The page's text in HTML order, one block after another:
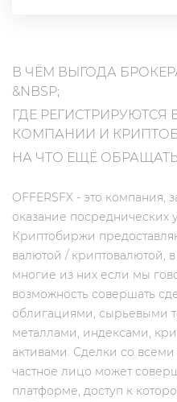
В ЧЁМ ВЫГОДА
&NBSP;
ГДЕ РЕГИСТРИРУЮТСЯ
КОМПАНИИ И
НА ЧТО ЕЩЁ
OFFERSFX - это компания,
оказание посреднических
Криптобиржи
валютой / криптовалютой,
многие из них если мы
возможность совершать
облигациями, сырьевыми
металлами, индексами,
активами. Сделки со
частное лицо может
платформе, доступ к